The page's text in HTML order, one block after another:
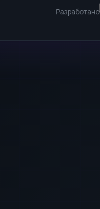
Разработано